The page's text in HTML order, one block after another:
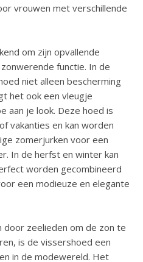
vrouwen met verschillende
om zijn opvallende
functie. In de
niet alleen bescherming
het ook een vleugje
aan je look. Deze hoed is
vakanties en kan worden
zomerjurken voor een
In de herfst en winter kan
worden gecombineerd
een modieuze en elegante
door zeelieden om de zon te
is de vissershoed een
in de modewereld. Het